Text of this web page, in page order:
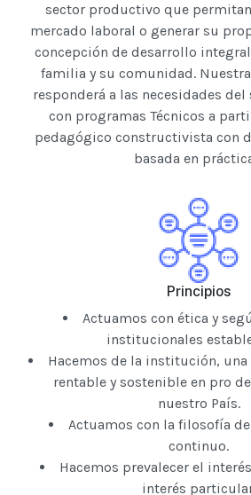
sector productivo que
mercado laboral o generar su
concepción de desarrollo
familia y su comunidad.
responderá a las necesidades
con programas Técnicos a
pedagógico constructivista con
basada en
Principios
Actuamos con ética y
institucionales
Hacemos de la institución,
rentable y sostenible en pro
nuestro País.
Actuamos con la filosofía
continuo.
Hacemos prevalecer el
interés